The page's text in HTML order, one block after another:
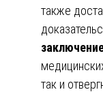
также
так и